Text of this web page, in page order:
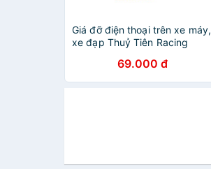
Giá đỡ điện thoại trên xe máy,
xe đạp Thuỷ Tiên Racing
69.000 đ